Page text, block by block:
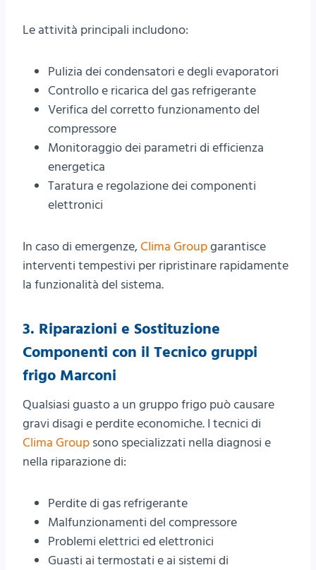
Le attività principali includono:
Pulizia dei condensatori e degli evaporatori
Controllo e ricarica del gas refrigerante
Verifica del corretto funzionamento del
compressore
Monitoraggio dei parametri di efficienza
energetica
Taratura e regolazione dei componenti
elettronici
In caso di emergenze,Clima Groupgarantisce
interventi tempestivi per ripristinare rapidamente
la funzionalità del sistema.
3. Riparazioni e Sostituzione
Componenti con il Tecnico gruppi
frigo Marconi
Qualsiasi guasto a un gruppo frigo può causare
gravi disagi e perdite economiche. I tecnici di
Clima Group sono specializzati nella diagnosi e
nella riparazione di:
Perdite di gas refrigerante
Malfunzionamenti del compressore
Problemi elettrici ed elettronici
Guasti ai termostati e ai sistemi di